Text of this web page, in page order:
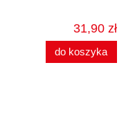
31,90 zł
do koszyka